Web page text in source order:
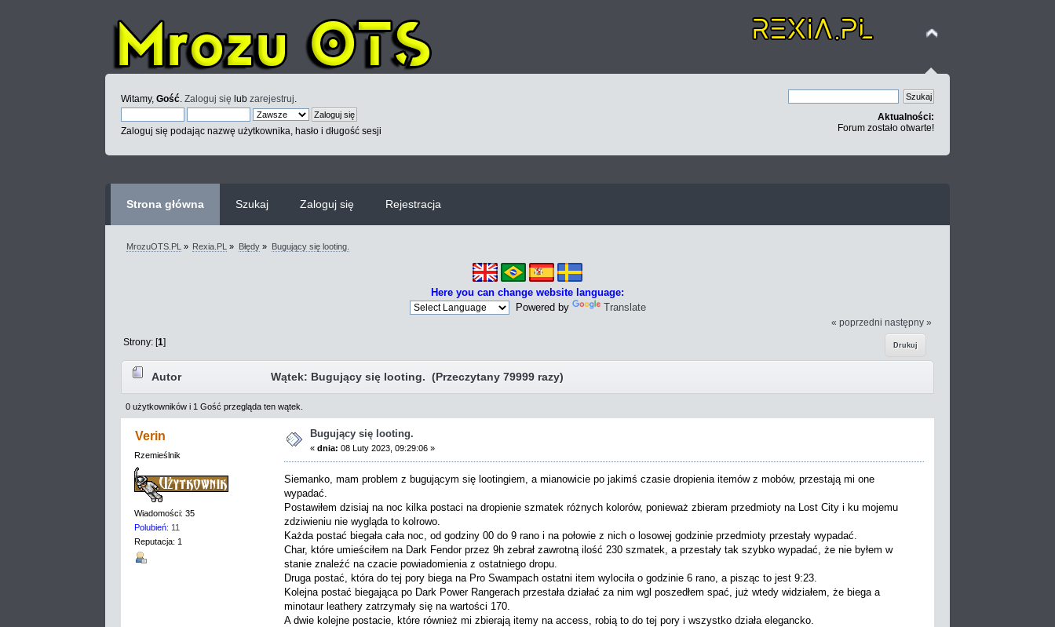
Witamy,Gość .Zaloguj się lubzarejestruj
Zaloguj się podając nazwę użytkownika, hasło i długość sesji
Aktualności:
Forum zostało otwarte!
Strona główna Szukaj Zaloguj się Rejestracja
MrozuOTS.PL » Rexia.PL » Błędy » Bugujący się looting.
Here you can change website language:
Powered by
Translate
« poprzedni następny »
Drukuj
Strony: [1]
Autor Wątek: Bugujący się looting. (Przeczytany 79999 razy)
0 użytkowników i 1 Gość przegląda ten wątek.
Verin
Rzemieślnik
Wiadomości: 35
Polubień: 11
Reputacja: 1
Bugujący się looting.
« dnia: 08 Luty 2023, 09:29:06 »
Siemanko, mam problem z bugującym się lootingiem, a mianowicie po jakimś czasie dropienia itemów z mobów, przestają mi one
wypadać.
Postawiłem dzisiaj na noc kilka postaci na dropienie szmatek różnych kolorów, ponieważ zbieram przedmioty na Lost City i ku mojemu
zdziwieniu nie wygląda to kolrowo.
Każda postać biegała cała noc, od godziny 00 do 9 rano i na połowie z nich o losowej godzinie przedmioty przestały wypadać.
Char, które umieściłem na Dark Fendor przez 9h zebrał zawrotną ilość 230 szmatek, a przestały tak szybko wypadać, że nie byłem w
stanie znaleźć na czacie powiadomienia z ostatniego dropu.
Druga postać, która do tej pory biega na Pro Swampach ostatni item wylociła o godzinie 6 rano, a pisząc to jest 9:23.
Kolejna postać biegająca po Dark Power Rangerach przestała działać za nim wgl poszedłem spać, już wtedy widziałem, że biega a
minotaur leathery zatrzymały się na wartości 170.
A dwie kolejne postacie, które również mi zbierają itemy na access, robią to do tej pory i wszystko działa elegancko.